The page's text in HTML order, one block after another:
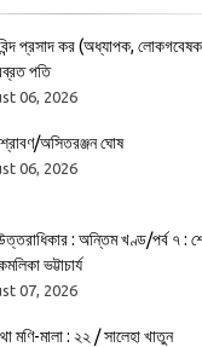
প্রসাদ কর (অধ্যাপক,
পতি
06, 2026
অসিতরঞ্জন ঘোষ
06, 2026
: অন্তিম খণ্ড/পর্ব ৭ :
ভট্টাচার্য
07, 2026
মণি-মালা : ২২ / সালেহা খাতুন